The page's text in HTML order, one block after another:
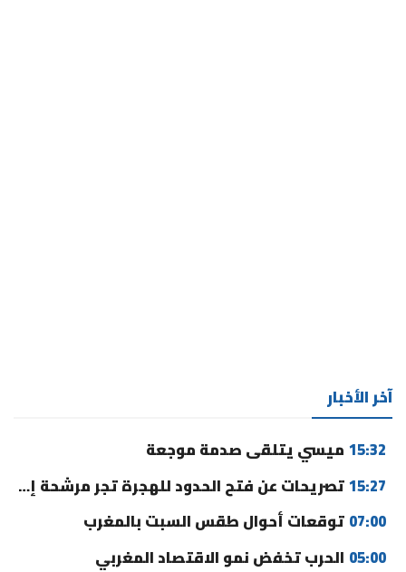
آخر الأخبار
15:32 ميسي يتلقى صدمة موجعة
15:27تصريحات عن فتح الحدود للهجرة تجر مرشحة إلى القضاء
07:00 توقعات أحوال طقس السبت بالمغرب
05:00 الحرب تخفض نمو الاقتصاد المغربي